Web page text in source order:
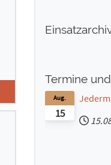
Termine
15
Aug.